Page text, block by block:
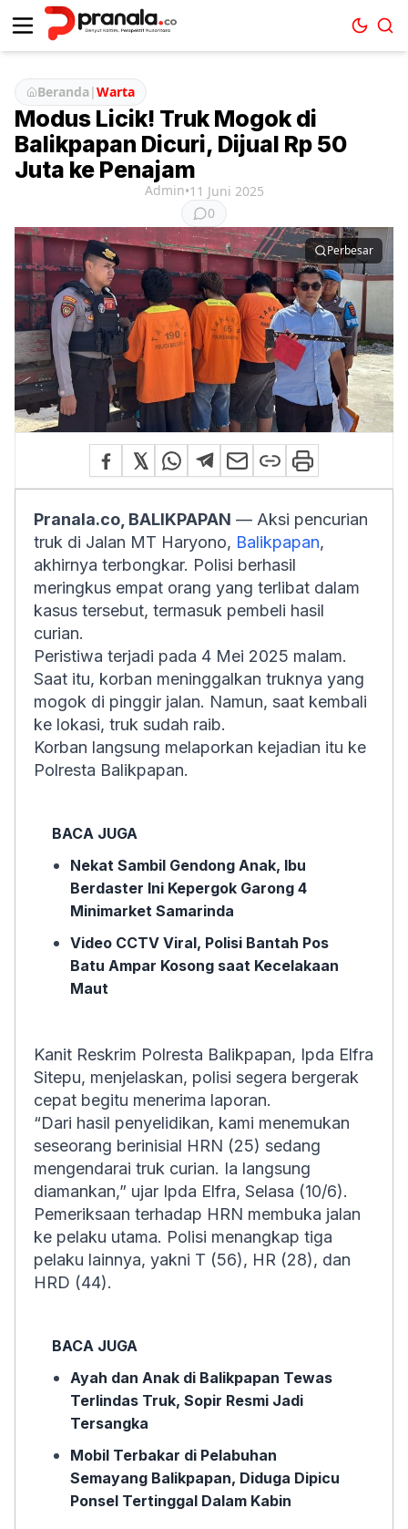
Beranda|Warta
Modus Licik! Truk Mogok di
Balikpapan Dicuri, Dijual Rp 50
Juta ke Penajam
Admin•11 Juni 2025
0
Perbesar
Pranala.co, BALIKPAPAN — Aksi pencurian
truk di Jalan MT Haryono, Balikpapan,
akhirnya terbongkar. Polisi berhasil
meringkus empat orang yang terlibat dalam
kasus tersebut, termasuk pembeli hasil
curian.
Peristiwa terjadi pada 4 Mei 2025 malam.
Saat itu, korban meninggalkan truknya yang
mogok di pinggir jalan. Namun, saat kembali
ke lokasi, truk sudah raib.
Korban langsung melaporkan kejadian itu ke
Polresta Balikpapan.
BACA JUGA
Nekat Sambil Gendong Anak, Ibu
Berdaster Ini Kepergok Garong 4
Minimarket Samarinda
Video CCTV Viral, Polisi Bantah Pos
Batu Ampar Kosong saat Kecelakaan
Maut
Kanit Reskrim Polresta Balikpapan, Ipda Elfra
Sitepu, menjelaskan, polisi segera bergerak
cepat begitu menerima laporan.
“Dari hasil penyelidikan, kami menemukan
seseorang berinisial HRN (25) sedang
mengendarai truk curian. Ia langsung
diamankan,” ujar Ipda Elfra, Selasa (10/6).
Pemeriksaan terhadap HRN membuka jalan
ke pelaku utama. Polisi menangkap tiga
pelaku lainnya, yakni T (56), HR (28), dan
HRD (44).
BACA JUGA
Ayah dan Anak di Balikpapan Tewas
Terlindas Truk, Sopir Resmi Jadi
Tersangka
Mobil Terbakar di Pelabuhan
Semayang Balikpapan, Diduga Dipicu
Ponsel Tertinggal Dalam Kabin